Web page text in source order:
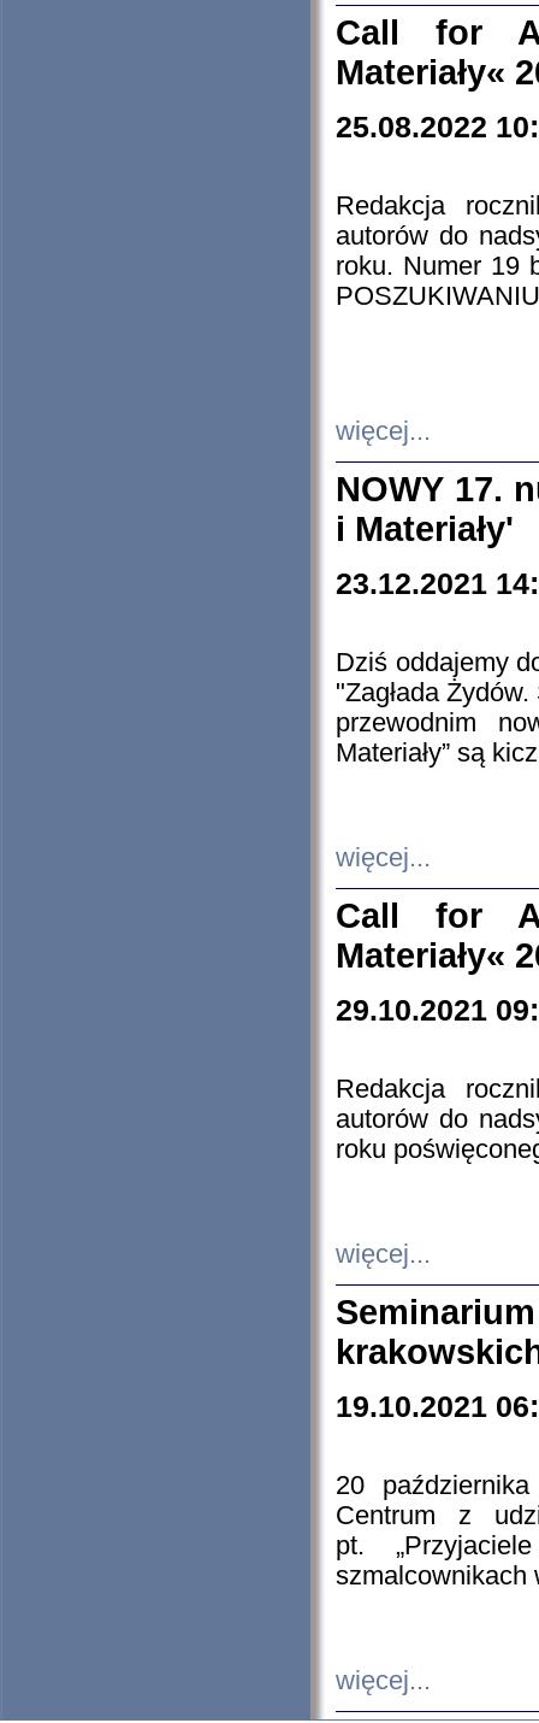
Call for
Materiały«
25.08.2022
Redakcja
autorów do
roku. Numer 19
więcej...
NOWY 17.
i Materiały'
23.12.2021
Dziś oddajemy
"Zagłada
przewodnim
Materiały” są
więcej...
Call for
Materiały«
29.10.2021
Redakcja
autorów do
roku
więcej...
19.10.2021
20
Centrum z
pt.
szmalcownikach
więcej...